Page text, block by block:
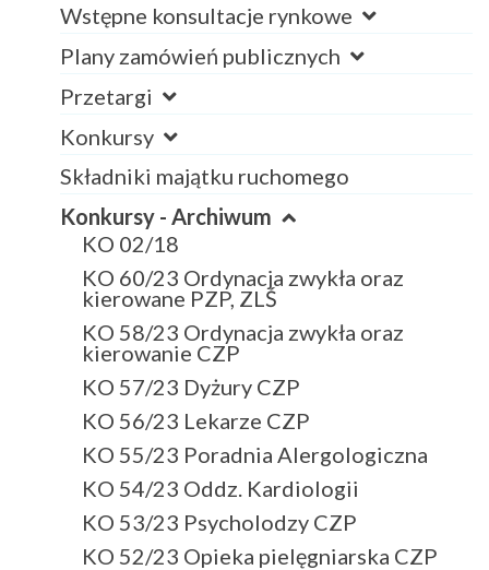
Wstępne konsultacje rynkowe
Plany zamówień publicznych
Przetargi
Konkursy
Składniki majątku ruchomego
Konkursy - Archiwum
KO 02/18
KO 60/23 Ordynacja zwykła oraz
kierowane PZP, ZLŚ
KO 58/23 Ordynacja zwykła oraz
kierowanie CZP
KO 57/23 Dyżury CZP
KO 56/23 Lekarze CZP
KO 55/23 Poradnia Alergologiczna
KO 54/23 Oddz. Kardiologii
KO 53/23 Psycholodzy CZP
KO 52/23 Opieka pielęgniarska CZP